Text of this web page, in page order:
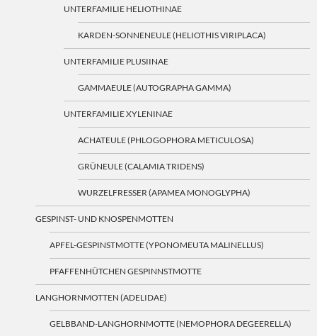
UNTERFAMILIE HELIOTHINAE
KARDEN-SONNENEULE (HELIOTHIS VIRIPLACA)
UNTERFAMILIE PLUSIINAE
GAMMAEULE (AUTOGRAPHA GAMMA)
UNTERFAMILIE XYLENINAE
ACHATEULE (PHLOGOPHORA METICULOSA)
GRÜNEULE (CALAMIA TRIDENS)
WURZELFRESSER (APAMEA MONOGLYPHA)
GESPINST- UND KNOSPENMOTTEN
APFEL-GESPINSTMOTTE (YPONOMEUTA MALINELLUS)
PFAFFENHÜTCHEN GESPINNSTMOTTE
LANGHORNMOTTEN (ADELIDAE)
GELBBAND-LANGHORNMOTTE (NEMOPHORA DEGEERELLA)